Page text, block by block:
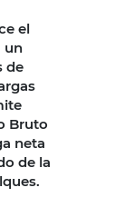
el
un
de
Bruto
neta
de la